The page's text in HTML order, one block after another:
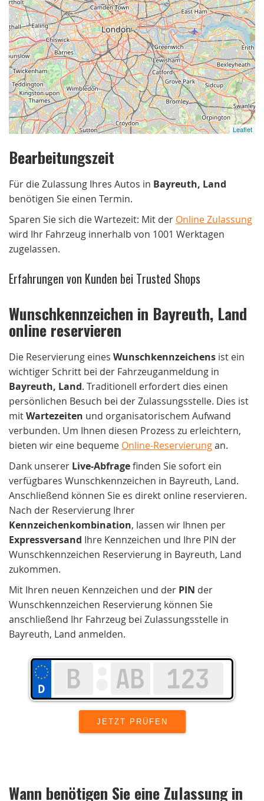
Leaflet
Bearbeitungszeit
Für die Zulassung Ihres Autos in Bayreuth, Land
benötigen Sie einen Termin.
Sparen Sie sich die Wartezeit: Mit der Online Zulassung
wird Ihr Fahrzeug innerhalb von 1001 Werktagen
zugelassen.
Erfahrungen von Kunden bei Trusted Shops
Wunschkennzeichen in Bayreuth, Land
online reservieren
Die Reservierung eines Wunschkennzeichens ist ein
wichtiger Schritt bei der Fahrzeuganmeldung in
Bayreuth, Land. Traditionell erfordert dies einen
persönlichen Besuch bei der Zulassungsstelle. Dies ist
mitWartezeiten und organisatorischem Aufwand
verbunden. Um Ihnen diesen Prozess zu erleichtern,
bieten wir eine bequeme Online-Reservierungan.
Dank unserer Live-Abfragefinden Sie sofort ein
verfügbares Wunschkennzeichen in Bayreuth, Land.
Anschließend können Sie es direkt online reservieren.
Nach der Reservierung Ihrer
Kennzeichenkombination, lassen wir Ihnen per
Expressversand Ihre Kennzeichen und Ihre PIN der
Wunschkennzeichen Reservierung in Bayreuth, Land
zukommen.
Mit Ihren neuen Kennzeichen und der PIN der
Wunschkennzeichen Reservierung können Sie
anschließend Ihr Fahrzeug bei Zulassungsstelle in
Bayreuth, Land anmelden.
Wann benötigen Sie eine Zulassung in